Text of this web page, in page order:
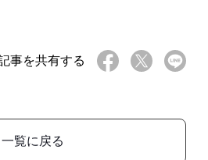
事を共有する
一覧に戻る